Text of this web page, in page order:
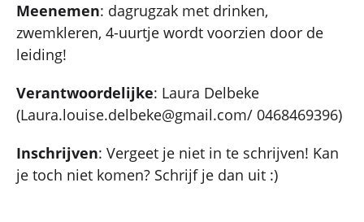
Meenemen: dagrugzak met drinken,
zwemkleren, 4-uurtje wordt voorzien door de
leiding!
Verantwoordelijke: Laura Delbeke
(Laura.louise.delbeke@gmail.com/ 0468469396)
Inschrijven: Vergeet je niet in te schrijven! Kan
je toch niet komen? Schrijf je dan uit :)